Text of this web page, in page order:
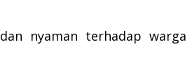
nyaman terhadap warga